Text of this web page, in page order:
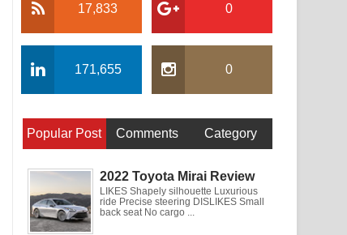
17,833 0
171,655 0
Popular Post Comments Category
2022 Toyota Mirai Review
LIKES Shapely silhouette Luxurious
ride Precise steering DISLIKES Small
back seat No cargo ...